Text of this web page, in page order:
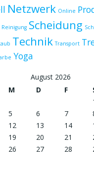
Netzwerk Online
Reinigung Scheidung
Technik Transport
Yoga
August 2026
M D F
5 6 7
12 13 14
19 20 21
26 27 28